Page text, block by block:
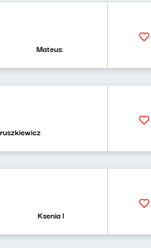
Mateusz Andruszkiewicz, Klaudiusz
Ksenia Maćczak, Mirosław Oczkoś